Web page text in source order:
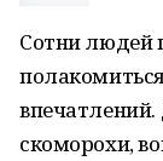
Сотни людей
впечатлений.
скоморохи,